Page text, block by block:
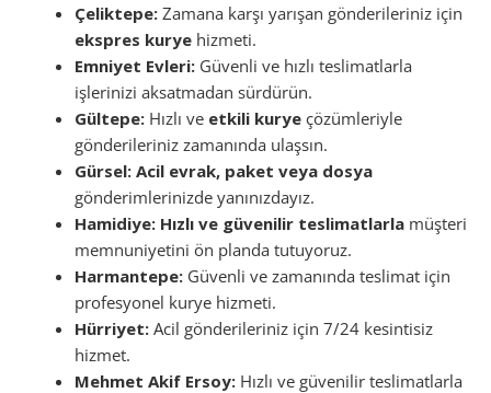
Çeliktepe: Zamana karşı yarışan gönderileriniz için
ekspres kurye hizmeti.
Emniyet Evleri: Güvenli ve hızlı teslimatlarla
işlerinizi aksatmadan sürdürün.
Gültepe: Hızlı ve etkili kurye çözümleriyle
gönderileriniz zamanında ulaşsın.
Gürsel: Acil evrak, paket veya dosya
gönderimlerinizde yanınızdayız.
Hamidiye: Hızlı ve güvenilir teslimatlarla müşteri
memnuniyetini ön planda tutuyoruz.
Harmantepe: Güvenli ve zamanında teslimat için
profesyonel kurye hizmeti.
Hürriyet: Acil gönderileriniz için 7/24 kesintisiz
hizmet.
Mehmet Akif Ersoy: Hızlı ve güvenilir teslimatlarla